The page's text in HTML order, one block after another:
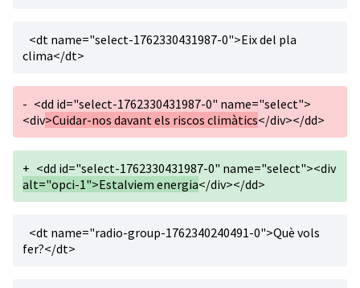
<dt name="select-1762330431987-0">Eix del pla
clima</dt>
- <dd id="select-1762330431987-0" name="select">
<div>Cuidar-nos davant els riscos climàtics</div></dd>
+ <dd id="select-1762330431987-0" name="select"><div
alt="opci-1">Estalviem energia</div></dd>
<dt name="radio-group-1762340240491-0">Què vols
fer?</dt>